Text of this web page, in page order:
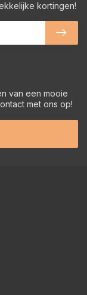
van een mooie
met ons op!
kortingen!